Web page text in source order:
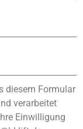
diesem Formular
verarbeitet
Einwilligung